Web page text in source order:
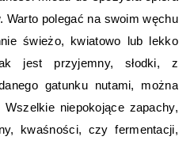
Warto polegać na swoim węchu
świeżo, kwiatowo lub lekko
jest przyjemny, słodki, z
gatunku nutami, można
niepokojące zapachy,
kwaśności, czy fermentacji,